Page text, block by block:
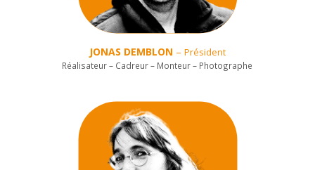
JONAS DEMBLON – Président
Réalisateur – Cadreur – Monteur – Photographe